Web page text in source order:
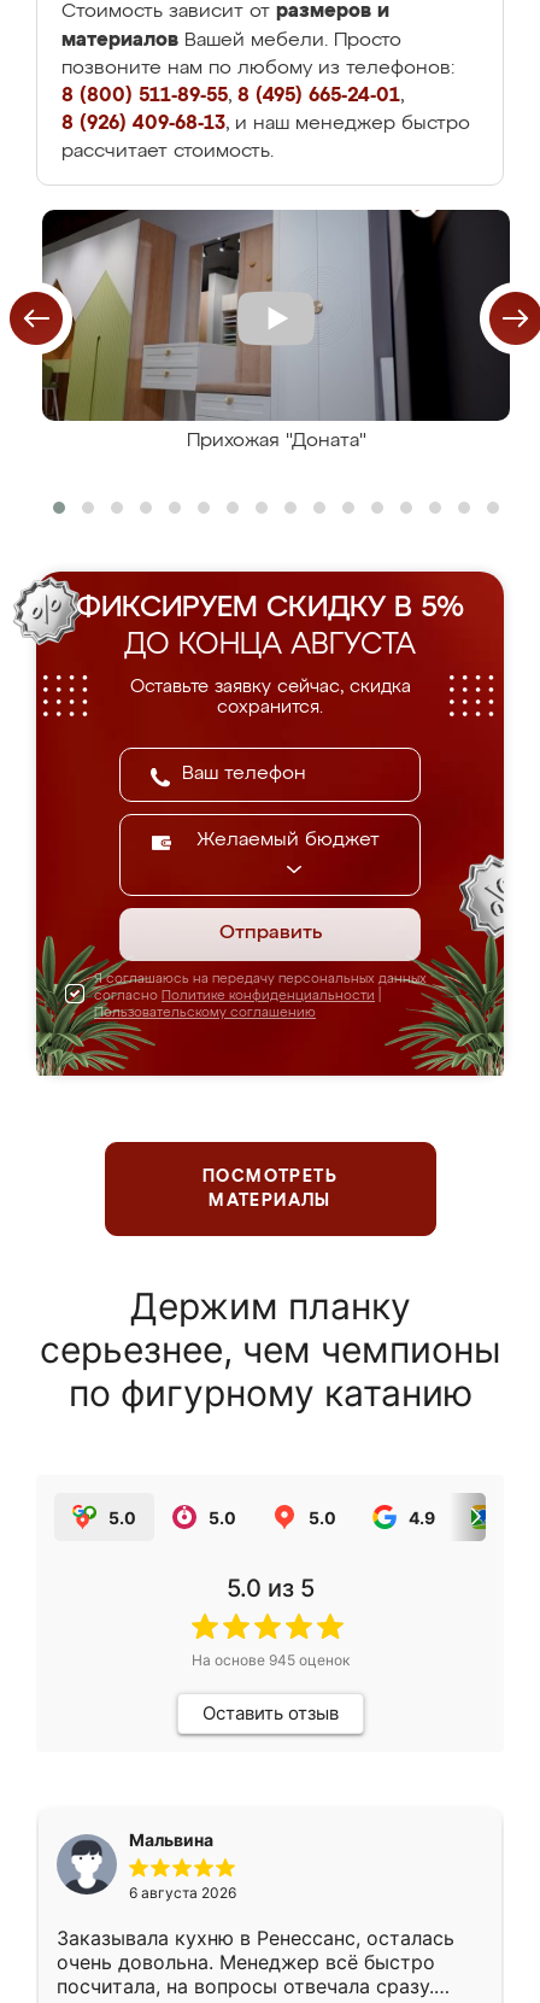
Стоимость зависит от размеров и
материалов Вашей мебели. Просто
позвоните нам по любому из телефонов:
8 (800) 511-89-55, 8 (495) 665-24-01,
8 (926) 409-68-13, и наш менеджер быстро
рассчитает стоимость.
Прихожая "Доната"
ФИКСИРУЕМ СКИДКУ В 5%
ДО КОНЦА АВГУСТА
Оставьте заявку сейчас, скидка
сохранится.
Желаемый бюджет
Отправить
Я соглашаюсь на передачу персональных данных
согласно Политике конфиденциальности
Пользовательскому соглашению
ПОСМОТРЕТЬ
МАТЕРИАЛЫ
Держим планку
серьезнее, чем чемпионы
по фигурному катанию
5.0 5.0 5.0 4.9
5.0 из 5
На основе 945оценок
Оставить отзыв
Мальвина
6 августа 2026
Заказывала кухню в Ренессанс, осталась
очень довольна. Менеджер всё быстро
посчитала, на вопросы отвечала сразу.